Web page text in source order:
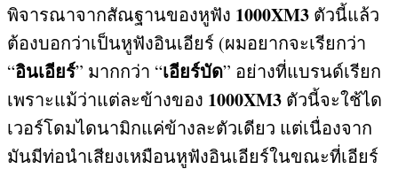
พิจารณาจากสัณฐานของหูฟัง 1000XM3 ตัวนี้แล้ว
ต้องบอกว่าเป็นหูฟังอินเอียร์ (ผมอยากจะเรียกว่า
“อินเอียร์” มากกว่า “เอียร์บัด” อย่างที่แบรนด์เรียก
เพราะแม้ว่าแต่ละข้างของ 1000XM3 ตัวนี้จะใช้ได
เวอร์โดมไดนามิกแค่ข้างละตัวเดียว แต่เนื่องจาก
มันมีท่อนำเสียงเหมือนหูฟังอินเอียร์ในขณะที่เอียร์